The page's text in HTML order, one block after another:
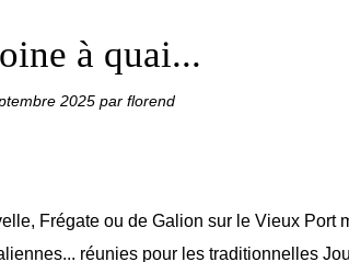
à quai...
2025 par florend
Frégate ou de Galion sur le Vieux Port
réunies pour les traditionnelles